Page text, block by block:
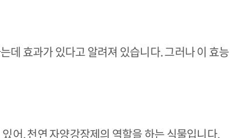
데 효과가 있다고 알려져 있습니다. 그러나 이 효능
어, 천연 자양강장제의 역할을 하는 식물입니다.